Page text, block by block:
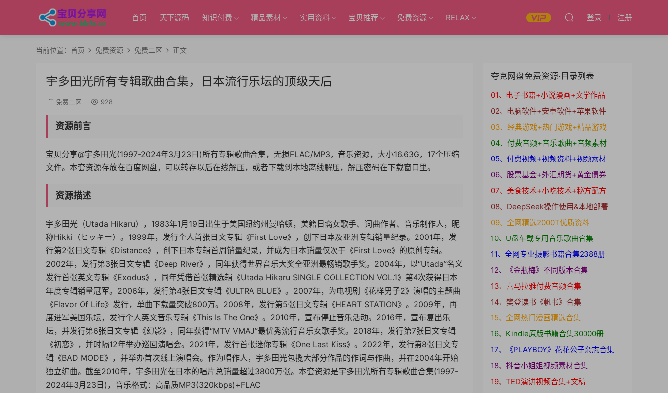
首页 天下源码 知识付费 精品素材 实用资料 宝贝推荐 免费资源 RELAX 登录 注册
当前位置： 首页 免费资源 免费二区 正文
宇多田光所有专辑歌曲合集，日本流行乐坛的顶级天后
免费二区 928
资源前言
宝贝分享@宇多田光(1997-2024年3月23日)所有专辑歌曲合集，无损FLAC/MP3，音乐资源，大小16.63G，17个压缩
文件。本套资源存放在百度网盘，可以转存以后在线解压，或者下载到本地离线解压，解压密码在下载窗口里。
资源描述
宇多田光（Utada Hikaru），1983年1月19日出生于美国纽约州曼哈顿，美籍日裔女歌手、词曲作者、音乐制作人，昵
称Hikki（ヒッキー）。1999年，发行个人首张日文专辑《First Love》，创下日本及亚洲专辑销量纪录。2001年，发
行第2张日文专辑《Distance》，创下日本专辑首周销量纪录，并成为日本销量仅次于《First Love》的原创专辑。
2002年，发行第3张日文专辑《Deep River》，同年获得世界音乐大奖全亚洲最畅销歌手奖。2004年，以“Utada”名义
发行首张英文专辑《Exodus》，同年凭借首张精选辑《Utada Hikaru SINGLE COLLECTION VOL.1》第4次获得日本
年度专辑销量冠军。2006年，发行第4张日文专辑《ULTRA BLUE》。2007年，为电视剧《花样男子2》演唱的主题曲
《Flavor Of Life》发行，单曲下载量突破800万。2008年，发行第5张日文专辑《HEART STATION》。2009年，再
度进军美国乐坛，发行个人英文音乐专辑《This Is The One》。2010年，宣布停止音乐活动。2016年，宣布复出乐
坛，并发行第6张日文专辑《幻影》，同年获得“MTV VMAJ”最优秀流行音乐女歌手奖。2018年，发行第7张日文专辑
《初恋》，并时隔12年举办巡回演唱会。2021年，发行首张迷你专辑《One Last Kiss》。2022年，发行第8张日文专
辑《BAD MODE》，并举办首次线上演唱会。作为唱作人，宇多田光包揽大部分作品的作词与作曲，并在2004年开始
独立编曲。截至2010年，宇多田光在日本的唱片总销量超过3800万张。本套资源是宇多田光所有专辑歌曲合集(1997-
2024年3月23日)，音乐格式：高品质MP3(320kbps)+FLAC
夸克网盘免费资源·目录列表
01、电子书籍+小说漫画+文学作品
02、电脑软件+安卓软件+苹果软件
03、经典游戏+热门游戏+精品游戏
04、付费音频+音乐歌曲+音频素材
05、付费视频+视频资料+视频素材
06、股票基金+外汇期货+黄金债券
07、美食技术+小吃技术+秘方配方
08、DeepSeek操作使用&本地部署
09、全网精选2000T优质资料
10、U盘车载专用音乐歌曲合集
11、全网专业摄影书籍合集2388册
12、《金瓶梅》不同版本合集
13、喜马拉雅付费音频合集
14、樊登读书《帆书》合集
15、全网热门漫画精选合集
16、Kindle原版书籍合集30000册
17、《PLAYBOY》花花公子杂志合集
18、抖音小姐姐视频素材合集
19、TED演讲视频合集+文稿